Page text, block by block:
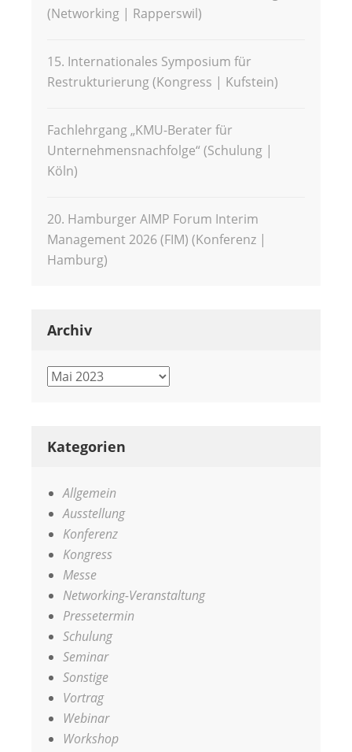
(Networking | Rapperswil)
15. Internationales Symposium für
Restrukturierung (Kongress | Kufstein)
Fachlehrgang „KMU-Berater für
Unternehmensnachfolge“ (Schulung |
Köln)
20. Hamburger AIMP Forum Interim
Management 2026 (FIM) (Konferenz |
Hamburg)
Archiv
Archiv
Kategorien
Allgemein
Ausstellung
Konferenz
Kongress
Messe
Networking-Veranstaltung
Pressetermin
Schulung
Seminar
Sonstige
Vortrag
Webinar
Workshop